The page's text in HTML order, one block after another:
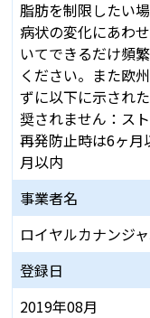
脂肪を制限したい
病状の変化にあわ
いてできるだけ頻
ください。また欧
ずに以下に示され
奨されません：ス
再発防止時は6ヶ月
月以内
事業者名
ロイヤルカナンジ
登録日
2019年08月